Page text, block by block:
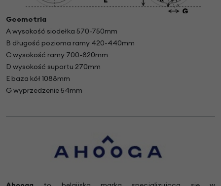
Geometria
A wysokość siodełka 570-750mm
B długość pozioma ramy 420-440mm
C wysokość ramy 700-820mm
D wysokość suportu 270mm
E baza kół 1088mm
G wyprzedzenie 54mm